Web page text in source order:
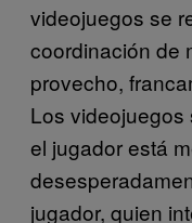
videojuegos se
coordinación de
provecho,
Los
el jugador está
jugador, quien